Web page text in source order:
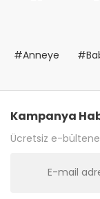
#Anneye
Kampanya
Ücretsiz e-